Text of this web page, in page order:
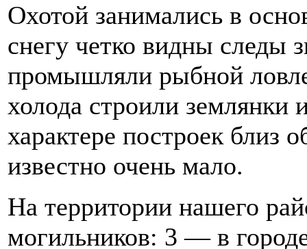
Охотой занимались в
снегу четко видны следы
промышляли рыбной
холода строили землянки
характере построек близ
известно очень мало.
На территории нашего
могильников: 3 — в